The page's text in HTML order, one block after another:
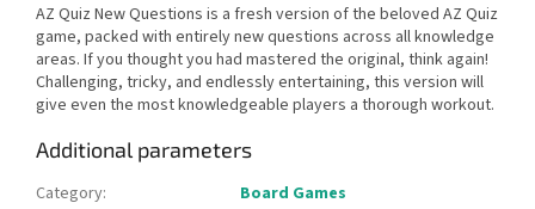
AZ Quiz New Questions is a fresh version of the beloved AZ Quiz
game, packed with entirely new questions across all knowledge
areas. If you thought you had mastered the original, think again!
Challenging, tricky, and endlessly entertaining, this version will
give even the most knowledgeable players a thorough workout.
Additional parameters
Category:
Board Games